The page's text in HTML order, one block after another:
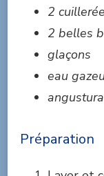
2
2 belles
glaçons
eau
Préparation